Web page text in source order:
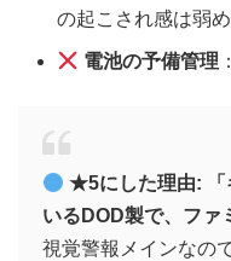
の起こされ感は弱め
電池の予備管理
★5にした理由:
いるDOD製で、ファ
視覚警報メインなの